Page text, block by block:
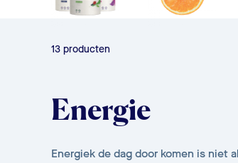
13 producten
Energie
Energiek de dag door komen is niet